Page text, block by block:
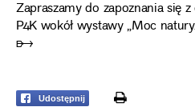
Zapraszamy do zapoznania się
P4K wokół wystawy „Moc
➸
Udostępnij print